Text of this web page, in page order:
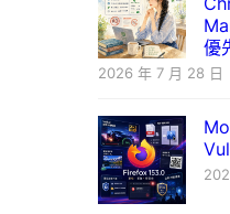
優
2026 年 7 月 28 日